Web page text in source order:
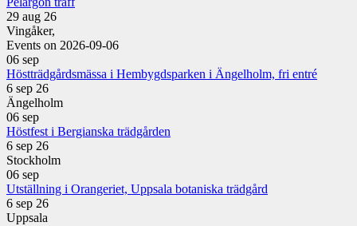
29 aug 26
Vingåker,
Events on 2026-09-06
06 sep
Höstträdgårdsmässa i Hembygdsparken i Ängelholm, fri entré
6 sep 26
Ängelholm
06 sep
Höstfest i Bergianska trädgården
6 sep 26
Stockholm
06 sep
Utställning i Orangeriet, Uppsala botaniska trädgård
6 sep 26
Uppsala